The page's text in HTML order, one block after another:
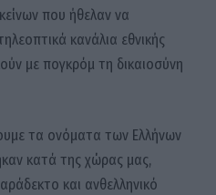
που ήθελαν να
κανάλια εθνικής
με πογκρόμ τη δικαιοσύνη
τα ονόματα των Ελλήνων
κατά της χώρας μας,
και ανθελληνικό